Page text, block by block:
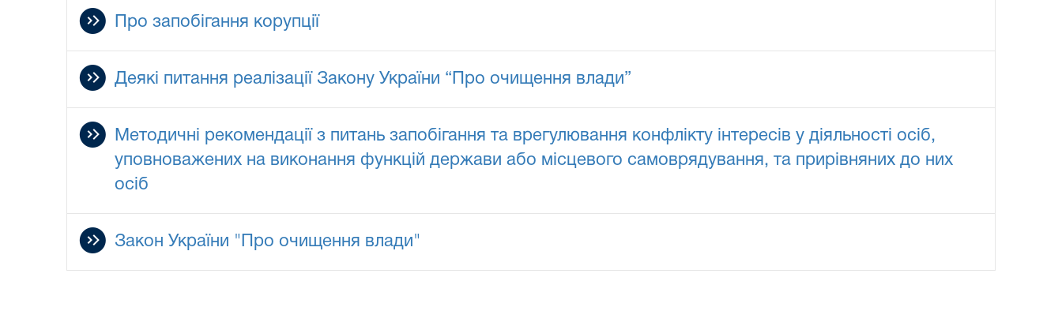
Про запобігання корупції
Деякі питання реалізації Закону України “Про очищення влади”
Методичні рекомендації з питань запобігання та врегулювання конфлікту інтересів у діяльності осіб,
уповноважених на виконання функцій держави або місцевого самоврядування, та прирівняних до них
осіб
Закон України "Про очищення влади"